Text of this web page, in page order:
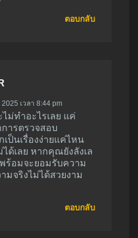
ตอบกลับ
เวลา 8:44 pm
ไม่ทำอะไรเลย แค่
ารตรวจสอบ
ป็นเรื่องง่ายแค่ไหน
ด้เลย หากคุณยังลังเล
ร้อมจะยอมรับความ
มจริงไม่ได้สวยงาม
ตอบกลับ